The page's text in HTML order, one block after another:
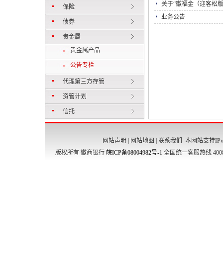
保险
债券
贵金属
贵金属产品
公告专栏
代理第三方存管
资管计划
信托
关于“徽福金（迎客松
业务公告
网站声明 网站地图 联系我们
本网站支持
版权所有 徽商银行 皖ICP备08004982号-1 全国统一客服热线